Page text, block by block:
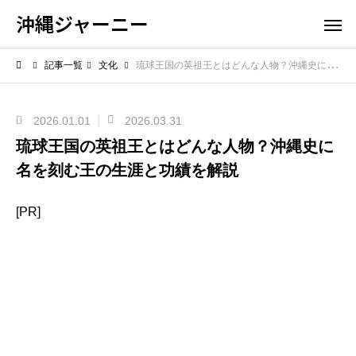
沖縄ジャーニー
記事一覧 文化 琉球王国の英祖王とはどんな人物？沖縄史に名を刻む王の生涯と功績を解説
2026.01.01 2026.03.31
琉球王国の英祖王とはどんな人物？沖縄史に
名を刻む王の生涯と功績を解説
[PR]